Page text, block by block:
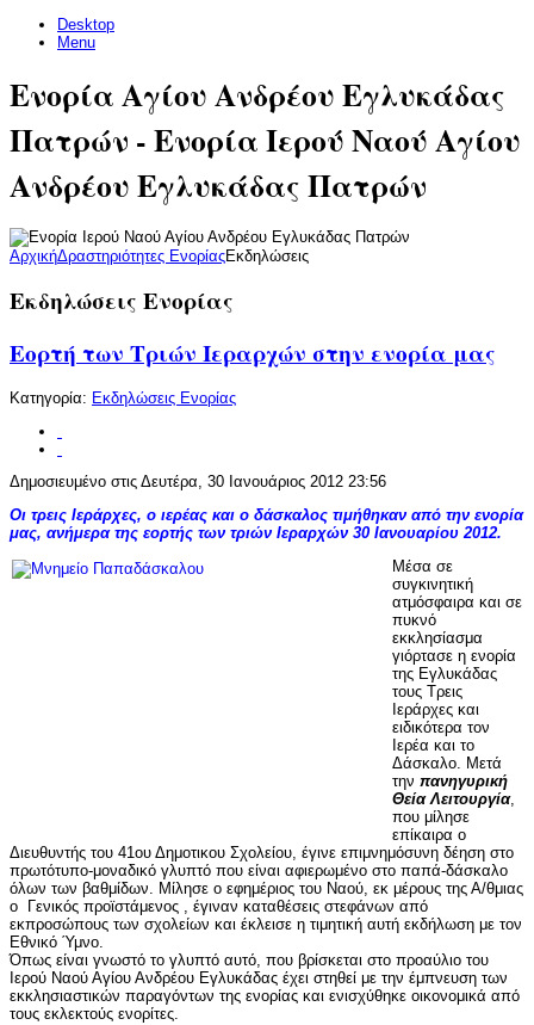
Desktop
Menu
Ενορία Αγίου Ανδρέου Εγλυκάδας
Πατρών - Ενορία Ιερού Ναού Αγίου
Ανδρέου Εγλυκάδας Πατρών
ΑρχικήΔραστηριότητες ΕνορίαςΕκδηλώσεις
Εκδηλώσεις Ενορίας
Εορτή των Τριών Ιεραρχών στην ενορία μας
Κατηγορία: Εκδηλώσεις Ενορίας
Δημοσιευμένο στις Δευτέρα, 30 Ιανουάριος 2012 23:56
Οι τρεις Ιεράρχες, ο ιερέας και ο δάσκαλος τιμήθηκαν από την ενορία
μας, ανήμερα της εορτής των τριών Ιεραρχών 30 Ιανουαρίου 2012.
Μέσα σε
συγκινητική
ατμόσφαιρα και σε
πυκνό
εκκλησίασμα
γιόρτασε η ενορία
της Εγλυκάδας
τους Τρεις
Ιεράρχες και
ειδικότερα τον
Ιερέα και το
Δάσκαλο. Μετά
την πανηγυρική
Θεία Λειτουργία,
που μίλησε
επίκαιρα ο
Διευθυντής του 41ου Δημοτικου Σχολείου, έγινε επιμνημόσυνη δέηση στο
πρωτότυπο-μοναδικό γλυπτό που είναι αφιερωμένο στο παπά-δάσκαλο
όλων των βαθμίδων. Μίλησε ο εφημέριος του Ναού, εκ μέρους της Α/θμιας
ο Γενικός προϊστάμενος , έγιναν καταθέσεις στεφάνων από
εκπροσώπους των σχολείων και έκλεισε η τιμητική αυτή εκδήλωση με τον
Εθνικό Ύμνο.
Όπως είναι γνωστό το γλυπτό αυτό, που βρίσκεται στο προαύλιο του
Ιερού Ναού Αγίου Ανδρέου Εγλυκάδας έχει στηθεί με την έμπνευση των
εκκλησιαστικών παραγόντων της ενορίας και ενισχύθηκε οικονομικά από
τους εκλεκτούς ενορίτες.